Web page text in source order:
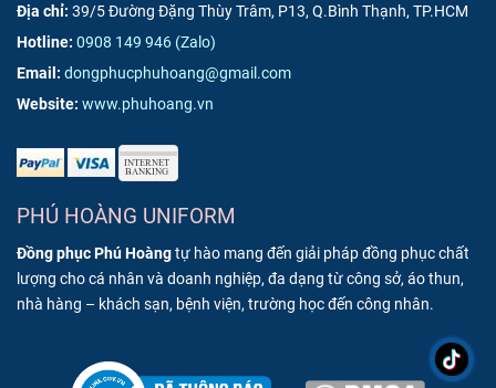
Địa chỉ: 39/5 Đường Đặng Thùy Trâm, P13, Q.Bình Thạnh, TP.HCM
Hotline: 0908 149 946 (Zalo)
Email: dongphucphuhoang@gmail.com
Website: www.phuhoang.vn
PHÚ HOÀNG UNIFORM
Đồng phục Phú Hoàngtự hào mang đến giải pháp đồng phục chất
lượng cho cá nhân và doanh nghiệp, đa dạng từ công sở, áo thun,
nhà hàng – khách sạn, bệnh viện, trường học đến công nhân.